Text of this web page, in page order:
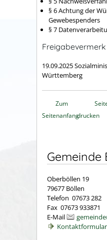
§ 6 Achtung der
Gewebespenders
§ 7
Freigabevermerk
19.09.2025
Württemberg
Zum
Seitenanfangdrucken
Gemeinde
Oberböllen 19
79677 Böllen
Telefon 07673 282
Fax 07673 933871
E-Mail
Kontaktformular